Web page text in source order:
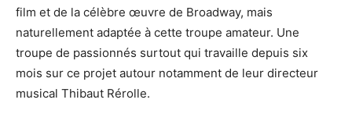
film et de la célèbre œuvre de Broadway, mais
naturellement adaptée à cette troupe amateur. Une
troupe de passionnés surtout qui travaille depuis six
mois sur ce projet autour notamment de leur directeur
musical Thibaut Rérolle.